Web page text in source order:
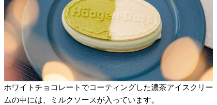
ホワイトチョコレートでコーティングした濃茶アイスクリー
ムの中には、ミルクソースが入っています。